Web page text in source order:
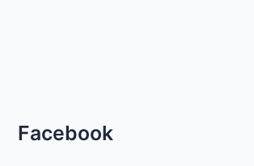
Facebook